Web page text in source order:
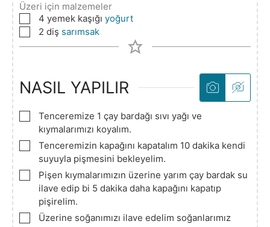
Üzeri için malzemeler
▢
4 yemek kaşığı yoğurt
▢
2 diş sarımsak
NASIL YAPILIR
▢
Tenceremize 1 çay bardağı sıvı yağı ve
kıymalarımızı koyalım.
▢
Tenceremizin kapağını kapatalım 10 dakika kendi
suyuyla pişmesini bekleyelim.
▢
Pişen kıymalarımızın üzerine yarım çay bardak su
ilave edip bi 5 dakika daha kapağını kapatıp
pişirelim.
▢
Üzerine soğanımızı ilave edelim soğanlarımız